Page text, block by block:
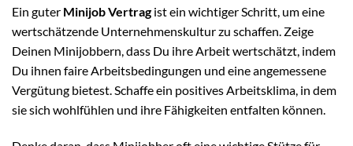
Ein guter Minijob Vertragist ein wichtiger Schritt, um eine
wertschätzende Unternehmenskultur zu schaffen. Zeige
Deinen Minijobbern, dass Du ihre Arbeit wertschätzt, indem
Du ihnen faire Arbeitsbedingungen und eine angemessene
Vergütung bietest. Schaffe ein positives Arbeitsklima, in dem
sie sich wohlfühlen und ihre Fähigkeiten entfalten können.